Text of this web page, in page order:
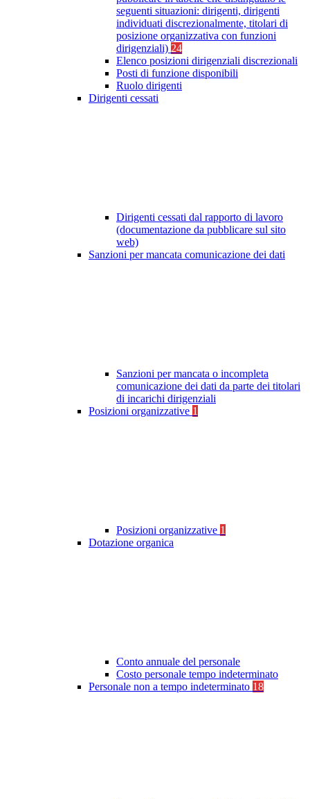
seguenti situazioni: dirigenti, dirigenti
individuati discrezionalmente, titolari di
posizione organizzativa con funzioni
dirigenziali) 24
Elenco posizioni dirigenziali discrezionali
Posti di funzione disponibili
Ruolo dirigenti
Dirigenti cessati
Dirigenti cessati dal rapporto di lavoro
(documentazione da pubblicare sul sito
web)
Sanzioni per mancata comunicazione dei dati
Sanzioni per mancata o incompleta
comunicazione dei dati da parte dei titolari
di incarichi dirigenziali
Posizioni organizzative 1
Posizioni organizzative 1
Dotazione organica
Conto annuale del personale
Costo personale tempo indeterminato
Personale non a tempo indeterminato 18